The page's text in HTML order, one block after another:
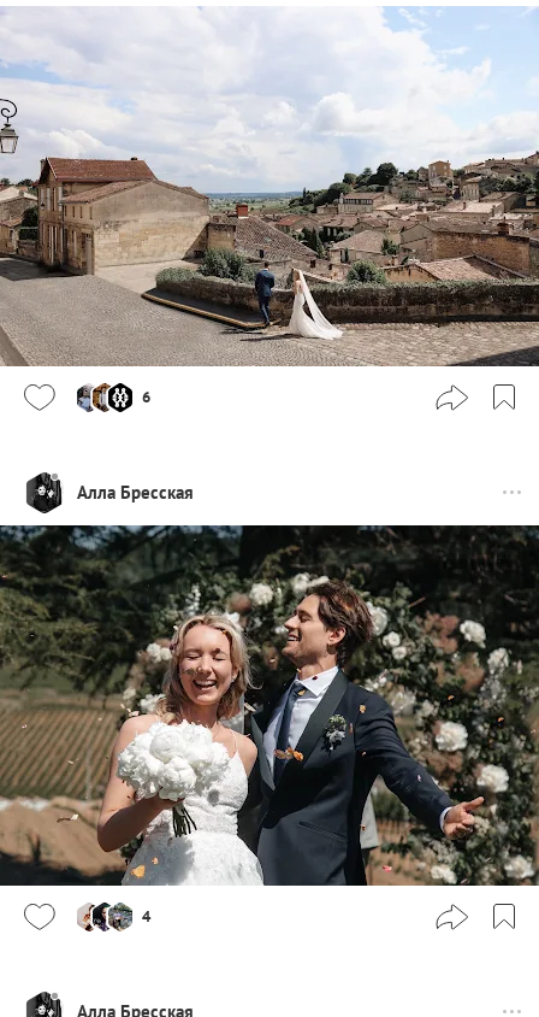
6
Алла Бресская
4
Алла Бресская